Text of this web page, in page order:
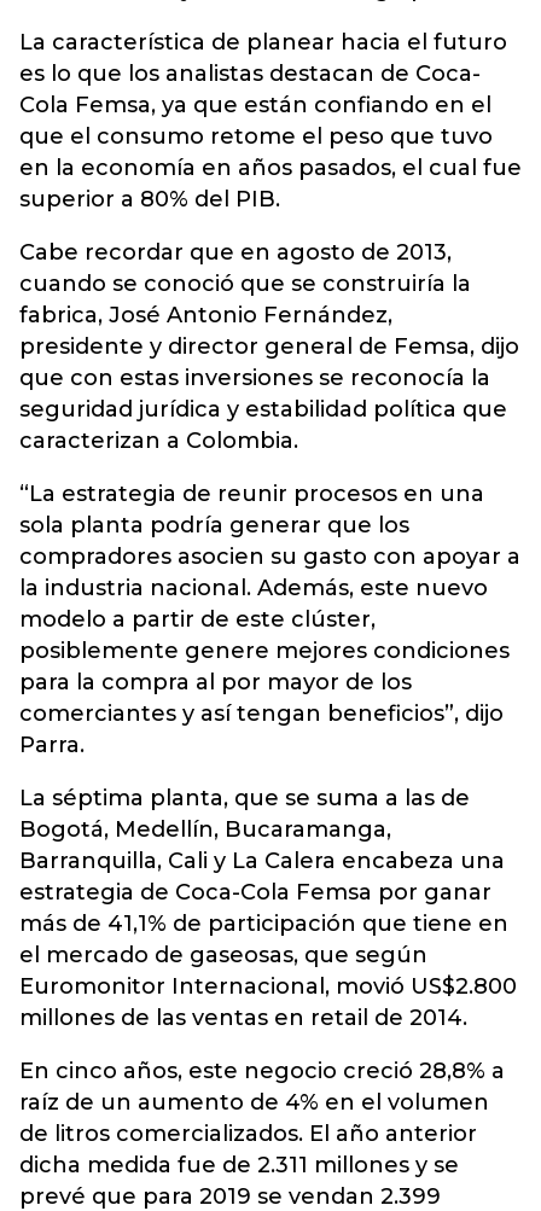
La característica de planear hacia el futuro
es lo que los analistas destacan de Coca-
Cola Femsa, ya que están confiando en el
que el consumo retome el peso que tuvo
en la economía en años pasados, el cual fue
superior a 80% del PIB.
Cabe recordar que en agosto de 2013,
cuando se conoció que se construiría la
fabrica, José Antonio Fernández,
presidente y director general de Femsa, dijo
que con estas inversiones se reconocía la
seguridad jurídica y estabilidad política que
caracterizan a Colombia.
“La estrategia de reunir procesos en una
sola planta podría generar que los
compradores asocien su gasto con apoyar a
la industria nacional. Además, este nuevo
modelo a partir de este clúster,
posiblemente genere mejores condiciones
para la compra al por mayor de los
comerciantes y así tengan beneficios”, dijo
Parra.
La séptima planta, que se suma a las de
Bogotá, Medellín, Bucaramanga,
Barranquilla, Cali y La Calera encabeza una
estrategia de Coca-Cola Femsa por ganar
más de 41,1% de participación que tiene en
el mercado de gaseosas, que según
Euromonitor Internacional, movió US$2.800
millones de las ventas en retail de 2014.
En cinco años, este negocio creció 28,8% a
raíz de un aumento de 4% en el volumen
de litros comercializados. El año anterior
dicha medida fue de 2.311 millones y se
prevé que para 2019 se vendan 2.399